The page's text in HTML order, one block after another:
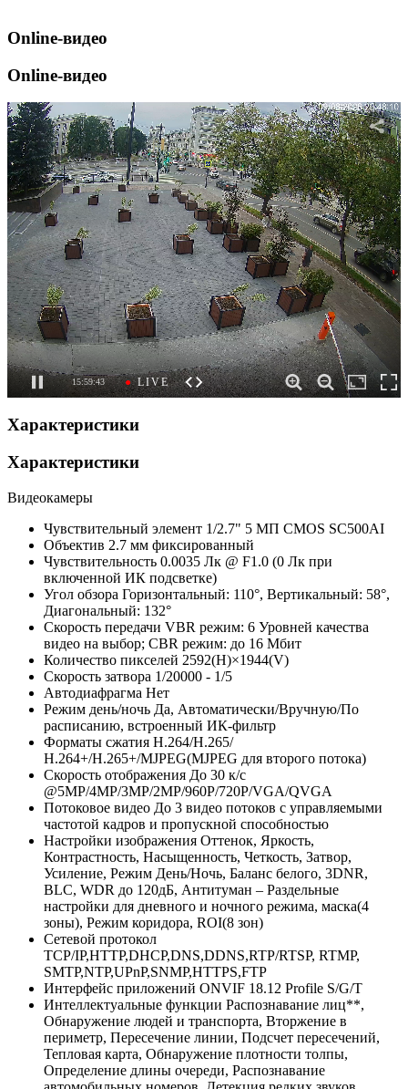
Online-видео
Online-видео
Характеристики
Характеристики
Видеокамеры
Чувствительный элемент 1/2.7" 5 МП CMOS SC500AI
Объектив 2.7 мм фиксированный
Чувствительность 0.0035 Лк @ F1.0 (0 Лк при
включенной ИК подсветке)
Угол обзора Горизонтальный: 110°, Вертикальный: 58°,
Диагональный: 132°
Скорость передачи VBR режим: 6 Уровней качества
видео на выбор; CBR режим: до 16 Мбит
Количество пикселей 2592(H)×1944(V)
Скорость затвора 1/20000 - 1/5
Автодиафрагма Нет
Режим день/ночь Да, Автоматически/Вручную/По
расписанию, встроенный ИК-фильтр
Форматы сжатия Н.264/H.265/
Н.264+/H.265+/MJPEG(MJPEG для второго потока)
Скорость отображения До 30 к/с
@5MP/4MP/3MP/2MP/960P/720P/VGA/QVGA
Потоковое видео До 3 видео потоков с управляемыми
частотой кадров и пропускной способностью
Настройки изображения Оттенок, Яркость,
Контрастность, Насыщенность, Четкость, Затвор,
Усиление, Режим День/Ночь, Баланс белого, 3DNR,
BLC, WDR до 120дБ, Антитуман – Раздельные
настройки для дневного и ночного режима, маска(4
зоны), Режим коридора, ROI(8 зон)
Сетевой протокол
TCP/IP,HTTP,DHCP,DNS,DDNS,RTP/RTSP, RTMP,
SMTP,NTP,UPnP,SNMP,HTTPS,FTP
Интерфейс приложений ONVIF 18.12 Profile S/G/T
Интеллектуальные функции Распознавание лиц**,
Обнаружение людей и транспорта, Вторжение в
периметр, Пересечение линии, Подсчет пересечений,
Тепловая карта, Обнаружение плотности толпы,
Определение длины очереди, Распознавание